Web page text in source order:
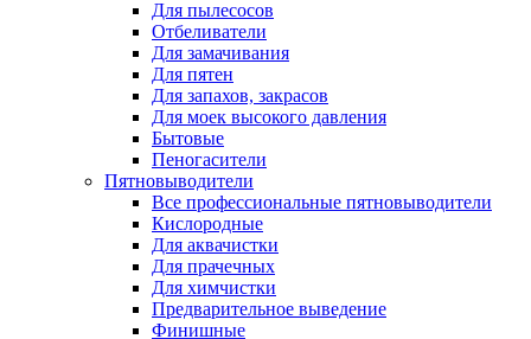
Для пылесосов
Отбеливатели
Для замачивания
Для пятен
Для запахов, закрасов
Для моек высокого давления
Бытовые
Пеногасители
Пятновыводители
Все профессиональные пятновыводители
Кислородные
Для аквачистки
Для прачечных
Для химчистки
Предварительное выведение
Финишные